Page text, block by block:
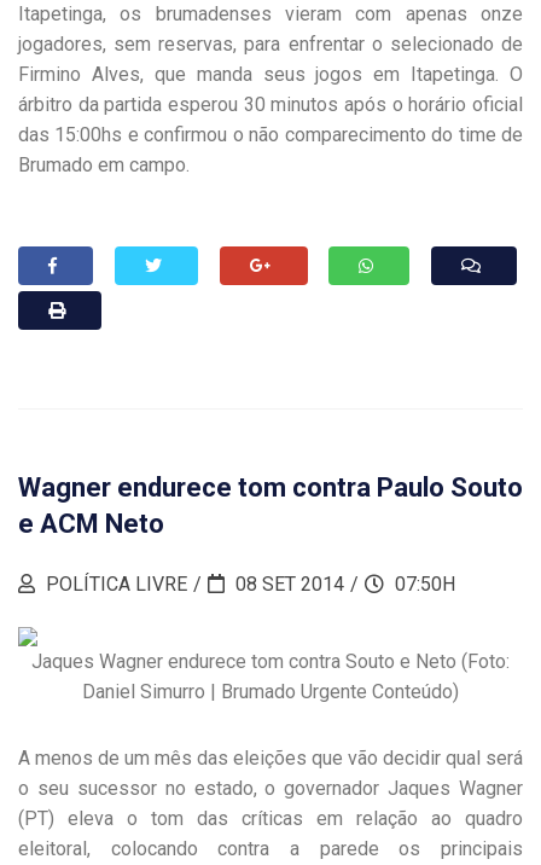
Itapetinga, os brumadenses vieram com apenas onze
jogadores, sem reservas, para enfrentar o selecionado de
Firmino Alves, que manda seus jogos em Itapetinga. O
árbitro da partida esperou 30 minutos após o horário oficial
das 15:00hs e confirmou o não comparecimento do time de
Brumado em campo.
Wagner endurece tom contra Paulo Souto
e ACM Neto
POLÍTICA LIVRE 08 SET 2014 07:50H
Jaques Wagner endurece tom contra Souto e Neto (Foto:
Daniel Simurro | Brumado Urgente Conteúdo)
A menos de um mês das eleições que vão decidir qual será
o seu sucessor no estado, o governador Jaques Wagner
(PT) eleva o tom das críticas em relação ao quadro
eleitoral, colocando contra a parede os principais